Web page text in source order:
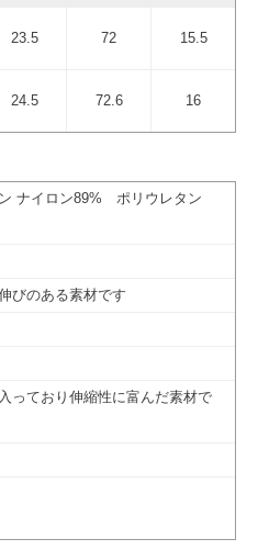
23.5 72 15.5
24.5 72.6 16
ナイロン89% ポリウレタン
びのある素材です
っており伸縮性に富んだ素材で